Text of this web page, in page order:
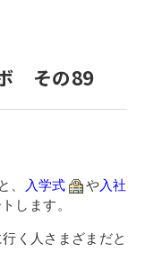
その89
、 入学式 や入社
します。
く人さまざまだと